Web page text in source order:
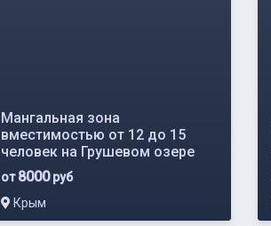
Мангальная зона
вместимостью от 12 до 15
человек на Грушевом озере
от8000руб
Крым